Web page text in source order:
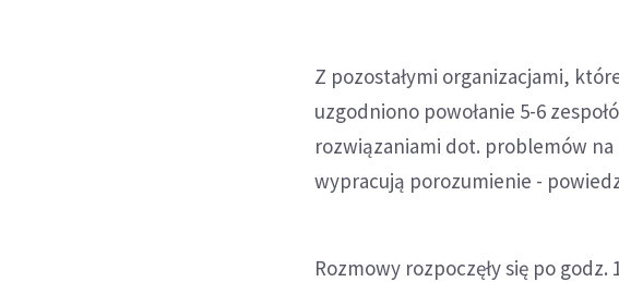
Z pozostałymi organizacjami,
uzgodniono powołanie 5-6
rozwiązaniami dot. problemów
wypracują porozumienie -
Rozmowy rozpoczęły się po